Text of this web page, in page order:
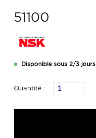
51100
Disponible sous 2/3 jours
Quantité :